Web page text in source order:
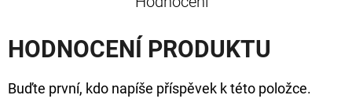
HODNOCENÍ PRODUKTU
Buďte první, kdo napíše příspěvek k této položce.